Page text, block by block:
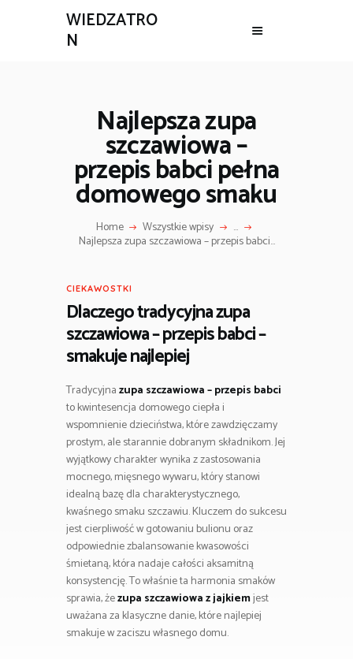
WIEDZATRO
N
Najlepsza zupa
szczawiowa –
przepis babci pełna
domowego smaku
Home Wszystkie wpisy ...
Najlepsza zupa szczawiowa – przepis babci...
CIEKAWOSTKI
Dlaczego tradycyjna zupa
szczawiowa – przepis babci –
smakuje najlepiej
Tradycyjnazupa szczawiowa – przepis babci
to kwintesencja domowego ciepła i
wspomnienie dzieciństwa, które zawdzięczamy
prostym, ale starannie dobranym składnikom. Jej
wyjątkowy charakter wynika z zastosowania
mocnego, mięsnego wywaru, który stanowi
idealną bazę dla charakterystycznego,
kwaśnego smaku szczawiu. Kluczem do sukcesu
jest cierpliwość w gotowaniu bulionu oraz
odpowiednie zbalansowanie kwasowości
śmietaną, która nadaje całości aksamitną
konsystencję. To właśnie ta harmonia smaków
sprawia, żezupa szczawiowa z jajkiemjest
uważana za klasyczne danie, które najlepiej
smakuje w zaciszu własnego domu.